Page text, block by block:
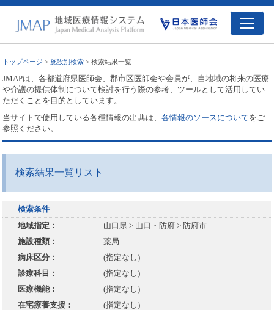
トップページ >施設別検索 > 検索結果一覧
JMAPは、各都道府県医師会、郡市区医師会や会員が、自地域の将来の医療
や介護の提供体制について検討を行う際の参考、ツールとして活用してい
ただくことを目的としています。
当サイトで使用している各種情報の出典は、各情報のソースについてをご
参照ください。
検索結果一覧リスト
検索条件
地域指定：
山口県 > 山口・防府 > 防府市
施設種類：
薬局
病床区分：
(指定なし)
診療科目：
(指定なし)
医療機能：
(指定なし)
在宅療養支援：
(指定なし)